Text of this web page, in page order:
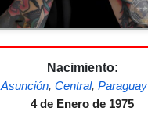
Nacimiento:
Asunción, Central, Paraguay
4 de Enero de 1975